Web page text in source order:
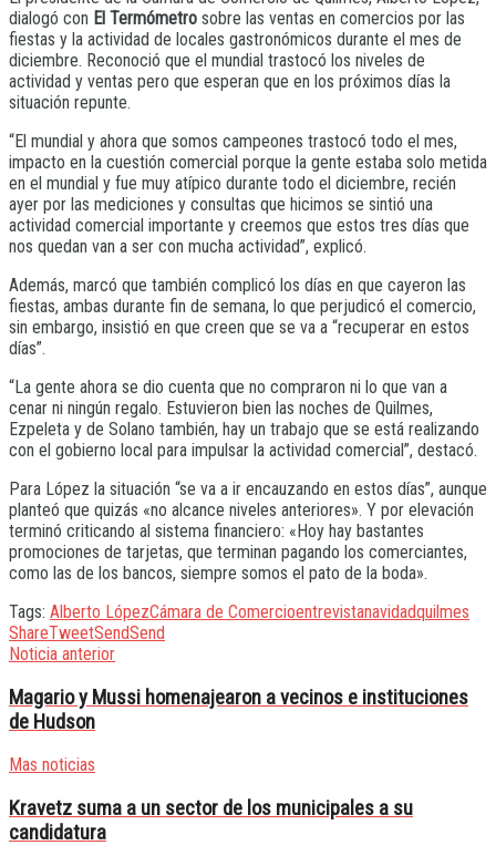
dialogó con El Termómetro sobre las ventas en comercios por las
fiestas y la actividad de locales gastronómicos durante el mes de
diciembre. Reconoció que el mundial trastocó los niveles de
actividad y ventas pero que esperan que en los próximos días la
situación repunte.
“El mundial y ahora que somos campeones trastocó todo el mes,
impacto en la cuestión comercial porque la gente estaba solo metida
en el mundial y fue muy atípico durante todo el diciembre, recién
ayer por las mediciones y consultas que hicimos se sintió una
actividad comercial importante y creemos que estos tres días que
nos quedan van a ser con mucha actividad”, explicó.
Además, marcó que también complicó los días en que cayeron las
fiestas, ambas durante fin de semana, lo que perjudicó el comercio,
sin embargo, insistió en que creen que se va a “recuperar en estos
días”.
“La gente ahora se dio cuenta que no compraron ni lo que van a
cenar ni ningún regalo. Estuvieron bien las noches de Quilmes,
Ezpeleta y de Solano también, hay un trabajo que se está realizando
con el gobierno local para impulsar la actividad comercial”, destacó.
Para López la situación “se va a ir encauzando en estos días”, aunque
planteó que quizás «no alcance niveles anteriores». Y por elevación
terminó criticando al sistema financiero: «Hoy hay bastantes
promociones de tarjetas, que terminan pagando los comerciantes,
como las de los bancos, siempre somos el pato de la boda».
Tags: Alberto LópezCámara de Comercioentrevistanavidadquilmes
ShareTweetSendSend
Noticia anterior
Magario y Mussi homenajearon a vecinos e instituciones
de Hudson
Mas noticias
Kravetz suma a un sector de los municipales a su
candidatura